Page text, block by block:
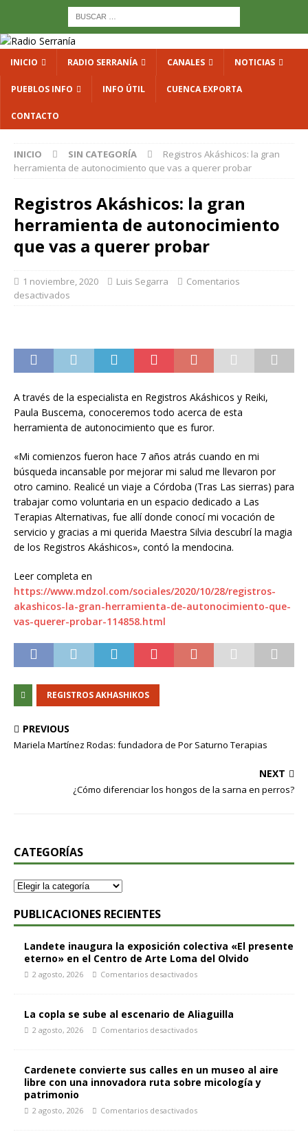
INICIO RADIO SERRANÍA CANALES NOTICIAS
PUEBLOS INFO INFO ÚTIL CUENCA EXPORTA
CONTACTO
INICIO SIN CATEGORÍA
Registros Akáshicos: la gran
herramienta de autonocimiento que vas a querer probar
Registros Akáshicos: la gran
herramienta de autonocimiento
que vas a querer probar
1 noviembre, 2020 Luis Segarra
Comentarios
desactivados
A través de la especialista en Registros Akáshicos y Reiki,
Paula Buscema, conoceremos todo acerca de esta
herramienta de autonocimiento que es furor.
«Mi comienzos fueron hace 7 años atrás cuando en mi
búsqueda incansable por mejorar mi salud me llevaron por
otro camino. Realicé un viaje a Córdoba (Tras Las sierras) para
trabajar como voluntaria en un espacio dedicado a Las
Terapias Alternativas, fue allí donde conocí mi vocación de
servicio y gracias a mi querida Maestra Silvia descubrí la magia
de los Registros Akáshicos», contó la mendocina.
Leer completa en
https://www.mdzol.com/sociales/2020/10/28/registros-
akashicos-la-gran-herramienta-de-autonocimiento-que-
vas-querer-probar-114858.html
REGISTROS AKHASHIKOS
PREVIOUS
Mariela Martínez Rodas: fundadora de Por Saturno Terapias
NEXT
¿Cómo diferenciar los hongos de la sarna en perros?
CATEGORÍAS
PUBLICACIONES RECIENTES
Landete inaugura la exposición colectiva «El presente
eterno» en el Centro de Arte Loma del Olvido
2 agosto, 2026 Comentarios desactivados
La copla se sube al escenario de Aliaguilla
2 agosto, 2026 Comentarios desactivados
Cardenete convierte sus calles en un museo al aire
libre con una innovadora ruta sobre micología y
patrimonio
2 agosto, 2026 Comentarios desactivados